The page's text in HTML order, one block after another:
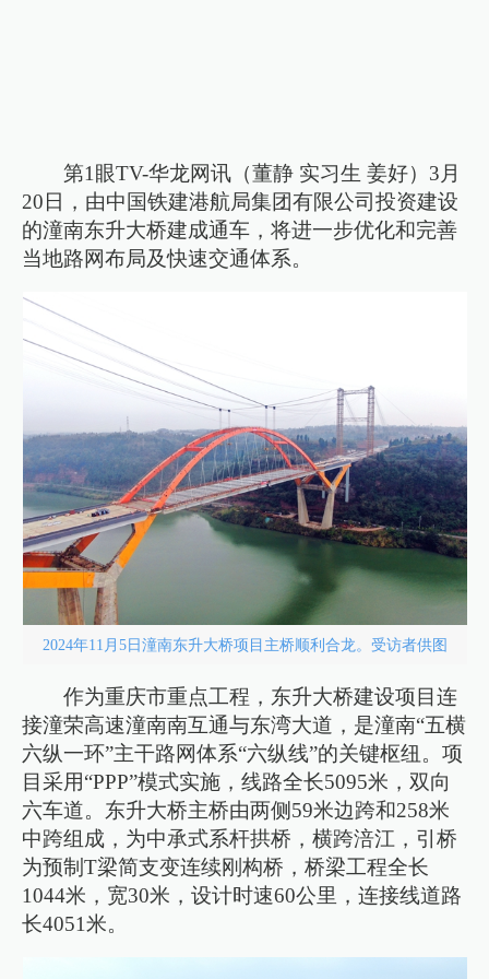
第1眼TV-华龙网讯（董静 实习生 姜好）3月
20日，由中国铁建港航局集团有限公司投资建设
的潼南东升大桥建成通车，将进一步优化和完善
当地路网布局及快速交通体系。
2024年11月5日潼南东升大桥项目主桥顺利合龙。受访者供图
作为重庆市重点工程，东升大桥建设项目连
接潼荣高速潼南南互通与东湾大道，是潼南“五横
六纵一环”主干路网体系“六纵线”的关键枢纽。项
目采用“PPP”模式实施，线路全长5095米，双向
六车道。东升大桥主桥由两侧59米边跨和258米
中跨组成，为中承式系杆拱桥，横跨涪江，引桥
为预制T梁简支变连续刚构桥，桥梁工程全长
1044米，宽30米，设计时速60公里，连接线道路
长4051米。